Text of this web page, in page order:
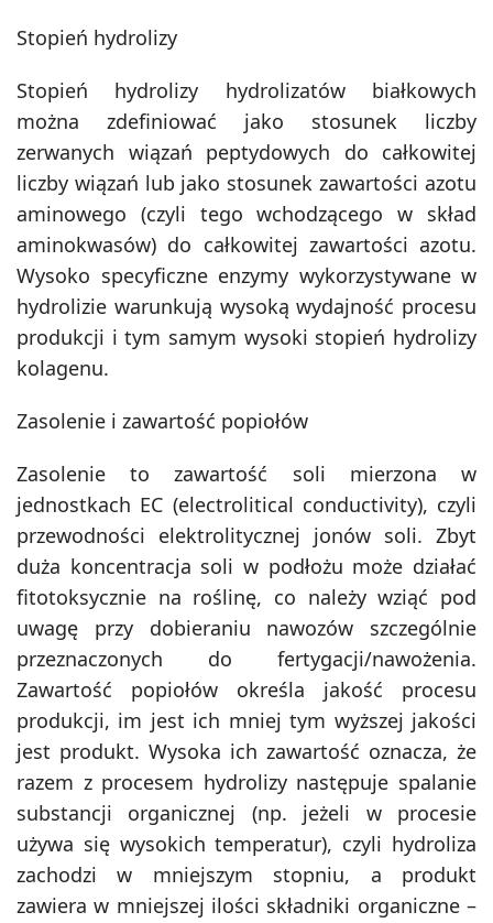
Stopień hydrolizy
Stopień hydrolizy hydrolizatów białkowych
można zdefiniować jako stosunek liczby
zerwanych wiązań peptydowych do całkowitej
liczby wiązań lub jako stosunek zawartości azotu
aminowego (czyli tego wchodzącego w skład
aminokwasów) do całkowitej zawartości azotu.
Wysoko specyficzne enzymy wykorzystywane w
hydrolizie warunkują wysoką wydajność procesu
produkcji i tym samym wysoki stopień hydrolizy
kolagenu.
Zasolenie i zawartość popiołów
Zasolenie to zawartość soli mierzona w
jednostkach EC (electrolitical conductivity), czyli
przewodności elektrolitycznej jonów soli. Zbyt
duża koncentracja soli w podłożu może działać
fitotoksycznie na roślinę, co należy wziąć pod
uwagę przy dobieraniu nawozów szczególnie
przeznaczonych do fertygacji/nawożenia.
Zawartość popiołów określa jakość procesu
produkcji, im jest ich mniej tym wyższej jakości
jest produkt. Wysoka ich zawartość oznacza, że
razem z procesem hydrolizy następuje spalanie
substancji organicznej (np. jeżeli w procesie
używa się wysokich temperatur), czyli hydroliza
zachodzi w mniejszym stopniu, a produkt
zawiera w mniejszej ilości składniki organiczne –